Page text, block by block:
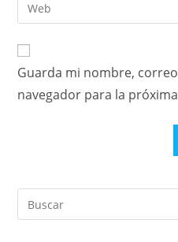
Guarda mi nombre,
navegador para la